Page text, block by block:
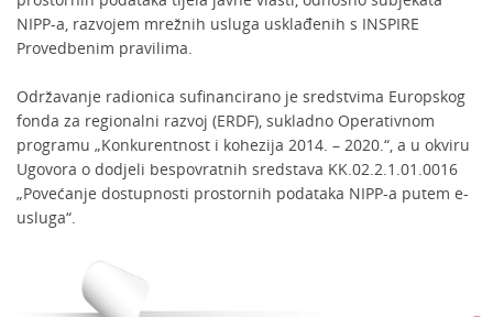
NIPP-a, razvojem mrežnih usluga usklađenih s INSPIRE
Provedbenim pravilima.
Održavanje radionica sufinancirano je sredstvima Europskog
fonda za regionalni razvoj (ERDF), sukladno Operativnom
programu „Konkurentnost i kohezija 2014. – 2020.“, a u okviru
Ugovora o dodjeli bespovratnih sredstava KK.02.2.1.01.0016
„Povećanje dostupnosti prostornih podataka NIPP-a putem e-
usluga“.